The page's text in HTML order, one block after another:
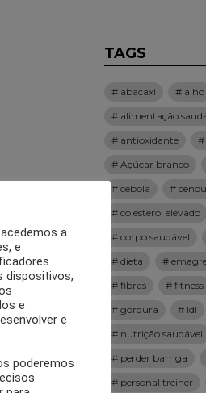
TAGS
abacaxi alho
alimentação
antioxidante
Açúcar branco
cebola
colesterol elevado
corpo saudável
dieta
fibras
fitness
gordura
ldl
nutrição saudável
perder barriga
personal treiner
a
e
dispositivos,
e
e
poderemos